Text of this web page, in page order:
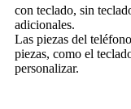
con teclado, sin
adicionales.
Las piezas del
piezas, como el
personalizar.